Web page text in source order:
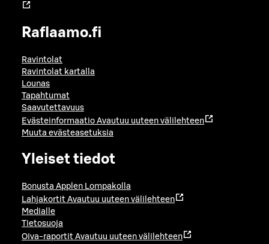
Raflaamo.fi
Ravintolat
Ravintolat kartalla
Lounas
Tapahtumat
Saavutettavuus
Evästeinformaatio Avautuu uuteen välilehteen
Muuta evästeasetuksia
Yleiset tiedot
Bonusta Applen Lompakolla
Lahjakortit Avautuu uuteen välilehteen
Medialle
Tietosuoja
Oiva-raportit Avautuu uuteen välilehteen